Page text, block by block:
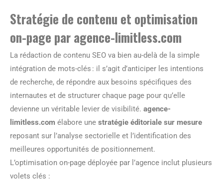
Stratégie de contenu et optimisation
on-page par agence-limitless.com
La rédaction de contenu SEO va bien au-delà de la simple
intégration de mots-clés : il s’agit d’anticiper les intentions
de recherche, de répondre aux besoins spécifiques des
internautes et de structurer chaque page pour qu’elle
devienne un véritable levier de visibilité. agence-
limitless.com élabore une stratégie éditoriale sur mesure
reposant sur l’analyse sectorielle et l’identification des
meilleures opportunités de positionnement.
L’optimisation on-page déployée par l’agence inclut plusieurs
volets clés :